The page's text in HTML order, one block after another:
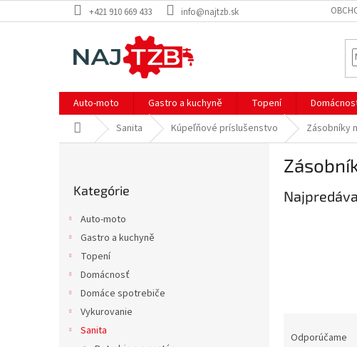
na
+421 910 669 433 info@najtzb.sk
Auto-moto Gastro a kuchyně Topení
DomovSanita Kúpeľňové príslušenstvo Zásobníky
kategórie
Kategórie
Auto-moto
Gastro a kuchyně
Topení
Domácnosť
Domáce spotrebiče
Vykurovanie
Sanita
Odporúčame